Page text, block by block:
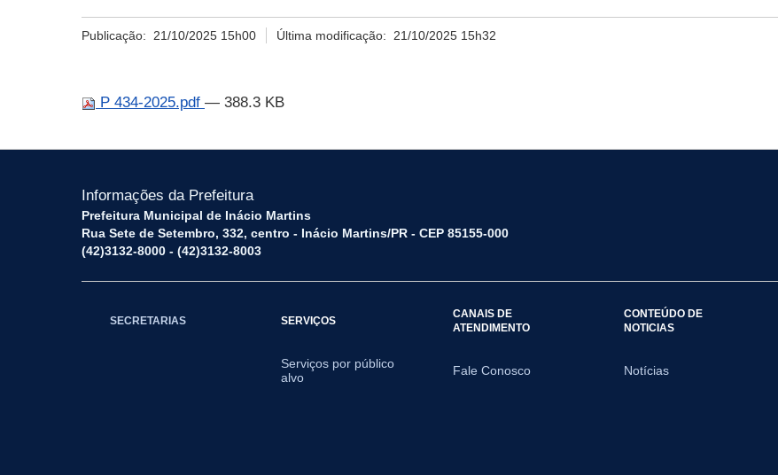
Publicação: 21/10/2025 15h00 Última modificação: 21/10/2025 15h32
P 434-2025.pdf — 388.3 KB
Informações da Prefeitura
Prefeitura Municipal de Inácio Martins
Rua Sete de Setembro, 332, centro - Inácio Martins/PR - CEP 85155-000
(42)3132-8000 - (42)3132-8003
SECRETARIAS SERVIÇOS
Serviços por público
alvo
CANAIS DE
ATENDIMENTO
Fale Conosco
CONTEÚDO DE
NOTICIAS
Notícias